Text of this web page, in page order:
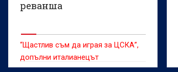
реванша
“Щастлив съм да играя за ЦСКА”,
допълни италианецът